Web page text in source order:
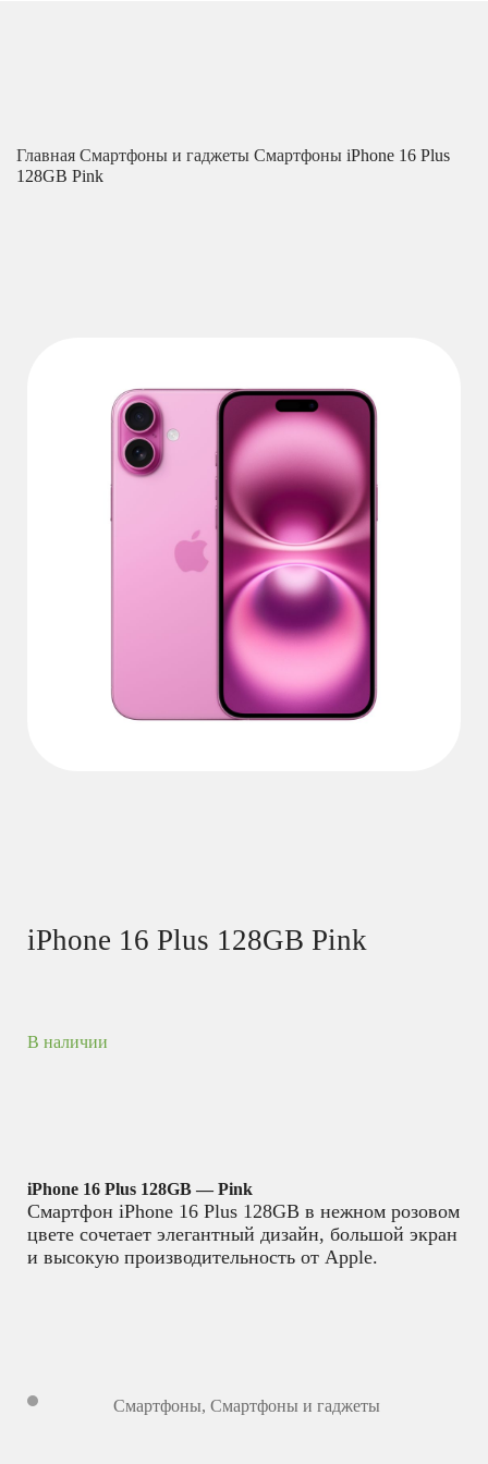
Главная Смартфоны и гаджеты Смартфоны iPhone 16 Plus
128GB Pink
iPhone 16 Plus 128GB Pink
В наличии
iPhone 16 Plus 128GB — Pink
Смартфон iPhone 16 Plus 128GB в нежном розовом
цвете сочетает элегантный дизайн, большой экран
и высокую производительность от Apple.
Смартфоны, Смартфоны и гаджеты